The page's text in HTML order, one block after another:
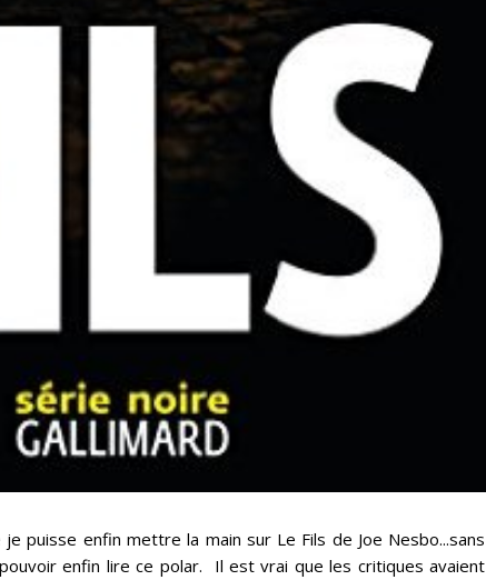
puisse enfin mettre la main sur Le Fils de Joe Nesbo...sans
enfin lire ce polar. Il est vrai que les critiques avaient